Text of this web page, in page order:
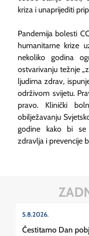
kriza i unaprijediti
Pandemija bolesti
humanitarne krize
nekoliko godina
ostvarivanju težnje
ljudima zdrav,
održivom svijetu.
pravo. Klinički
obilježavanju
godine kako bi se
zdravlja i prevencije
5.8.2026.
Čestitamo Dan